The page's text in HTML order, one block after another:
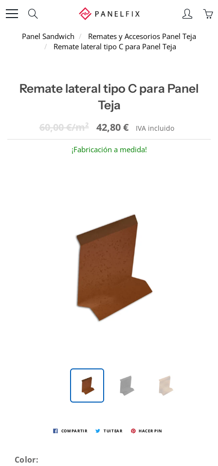
to
Panel Sandwich
Remates y Accesorios Panel Teja
Remate lateral tipo C para Panel Teja
Remate lateral tipo C para Panel
Teja
60,00 €/m² 42,80 € IVA incluido
¡Fabricación a medida!
COMPARTIR TUITEAR HACER PIN
Color: